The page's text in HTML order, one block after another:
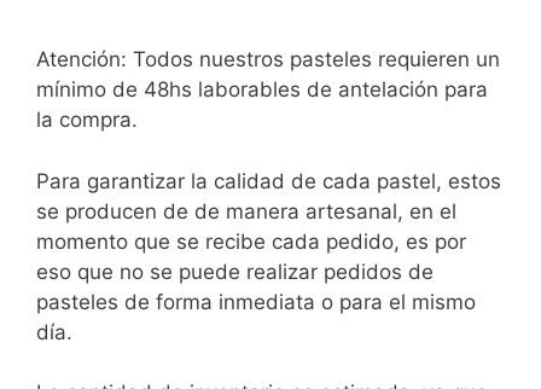
Atención: Todos nuestros pasteles requieren un
mínimo de 48hs laborables de antelación para
la compra.
Para garantizar la calidad de cada pastel, estos
se producen de de manera artesanal, en el
momento que se recibe cada pedido, es por
eso que no se puede realizar pedidos de
pasteles de forma inmediata o para el mismo
día.